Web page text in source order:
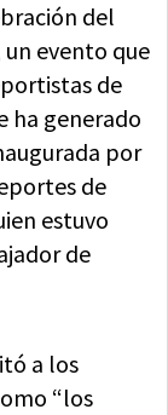
del
evento que
de
ha generado
por
de
estuvo
de
a los
“los